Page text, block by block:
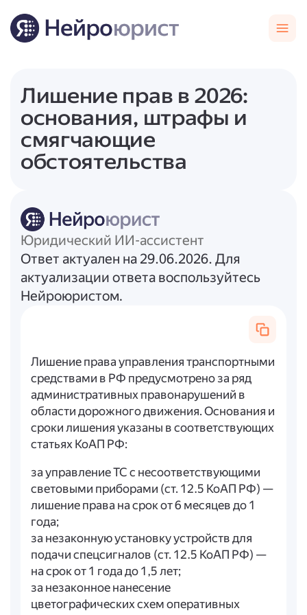
Лишение прав в 2026:
основания, штрафы и
смягчающие
обстоятельства
Юридический ИИ-ассистент
Ответ актуален на 29.06.2026. Для
актуализации ответа воспользуйтесь
Нейроюристом.
Лишение права управления транспортными
средствами в РФ предусмотрено за ряд
административных правонарушений в
области дорожного движения. Основания и
сроки лишения указаны в соответствующих
статьях КоАП РФ:
за управление ТС с несоответствующими
световыми приборами (ст. 12.5 КоАП РФ) —
лишение права на срок от 6 месяцев до 1
года;
за незаконную установку устройств для
подачи спецсигналов (ст. 12.5 КоАП РФ) —
на срок от 1 года до 1,5 лет;
за незаконное нанесение
цветографических схем оперативных